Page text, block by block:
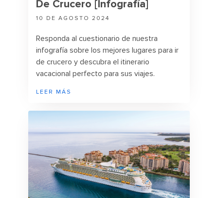
De Crucero [Infografía]
10 DE AGOSTO 2024
Responda al cuestionario de nuestra
infografía sobre los mejores lugares para ir
de crucero y descubra el itinerario
vacacional perfecto para sus viajes.
LEER MÁS